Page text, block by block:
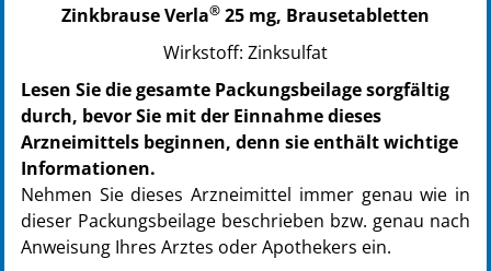
Zinkbrause Verla® 25 mg, Brausetabletten
Wirkstoff: Zinksulfat
Lesen Sie die gesamte Packungsbeilage sorgfältig
durch, bevor Sie mit der Einnahme dieses
Arzneimittels beginnen, denn sie enthält wichtige
Informationen.
Nehmen Sie dieses Arzneimittel immer genau wie in
dieser Packungsbeilage beschrieben bzw. genau nach
Anweisung Ihres Arztes oder Apothekers ein.